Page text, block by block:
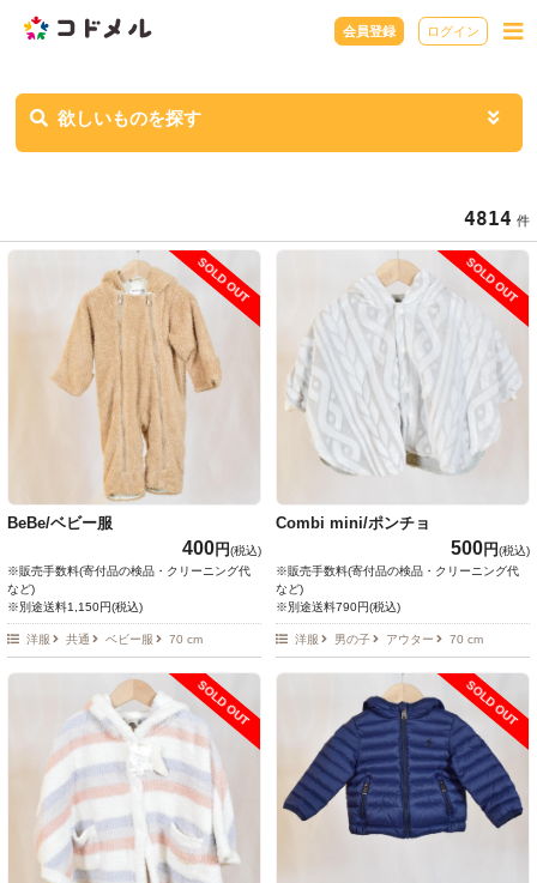
会員登録 ログイン
欲しいものを探す
4814 件
SOLD OUT
BeBe/ベビー服
400円(税込)
※販売手数料(寄付品の検品・クリーニング代
など)
※別途送料1,150円(税込)
洋服 共通 ベビー服 70 cm
SOLD OUT
Combi mini/ポンチョ
500円(税込)
※販売手数料(寄付品の検品・クリーニング代
など)
※別途送料790円(税込)
洋服 男の子 アウター 70 cm
SOLD OUT SOLD OUT